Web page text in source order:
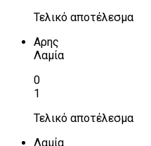
Τελικό αποτέλεσμα
Αρης
Λαμία
0
1
Τελικό αποτέλεσμα
Λαμία